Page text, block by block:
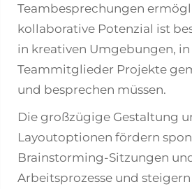
Teambesprechungen
kollaborative Potenzial ist
in kreativen Umgebungen, in
Teammitglieder Projekte
und besprechen müssen.
Die großzügige Gestaltung
Layoutoptionen fördern
Brainstorming-Sitzungen
Arbeitsprozesse und